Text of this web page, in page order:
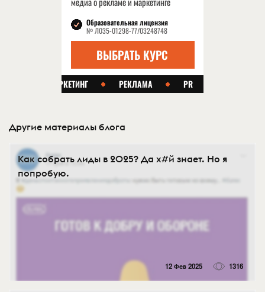
Другие материалы блога
Как собрать лиды в 2025? Да х#й знает. Но я
попробую.
12 Фев 2025 1316